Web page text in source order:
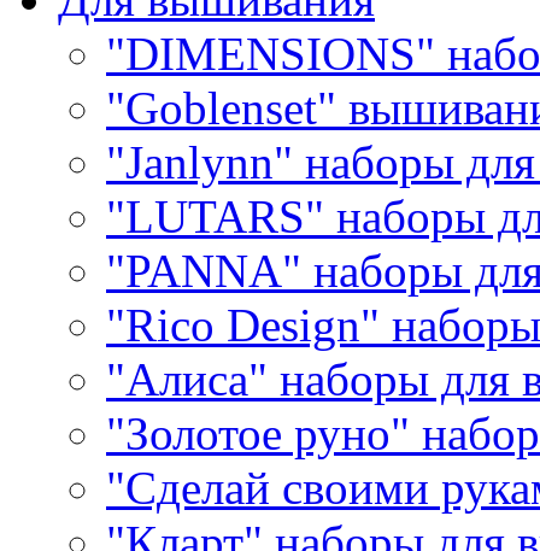
"DIMENSIONS"
"Goblenset"
"Janlynn" наборы
"LUTARS" наборы
"PANNA" наборы
"Rico Design"
"Алиса" наборы для
"Золотое руно"
"Сделай своими